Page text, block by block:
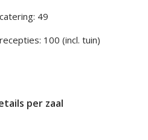
49
100 (incl. tuin)
per zaal